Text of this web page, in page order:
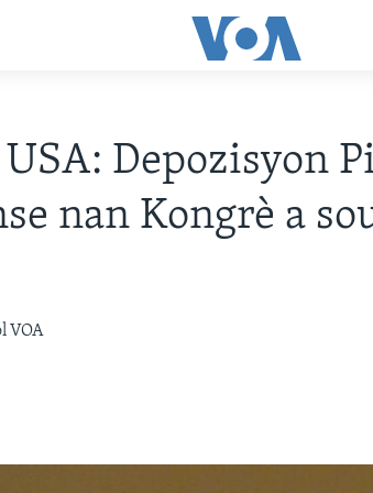
Depozisyon
nan Kongrè a
VOA